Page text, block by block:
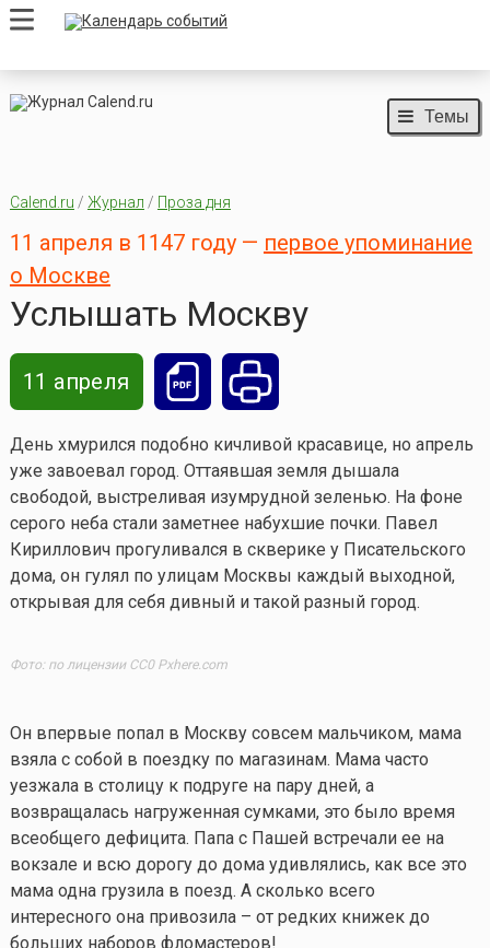
Темы
Calend.ru / Журнал / Проза дня
11 апреля в 1147 году — первое упоминание
о Москве
Услышать Москву
11 апреля
День хмурился подобно кичливой красавице, но апрель
уже завоевал город. Оттаявшая земля дышала
свободой, выстреливая изумрудной зеленью. На фоне
серого неба стали заметнее набухшие почки. Павел
Кириллович прогуливался в скверике у Писательского
дома, он гулял по улицам Москвы каждый выходной,
открывая для себя дивный и такой разный город.
Фото: по лицензии CC0 Pxhere.com
Он впервые попал в Москву совсем мальчиком, мама
взяла с собой в поездку по магазинам. Мама часто
уезжала в столицу к подруге на пару дней, а
возвращалась нагруженная сумками, это было время
всеобщего дефицита. Папа с Пашей встречали ее на
вокзале и всю дорогу до дома удивлялись, как все это
мама одна грузила в поезд. А сколько всего
интересного она привозила – от редких книжек до
больших наборов фломастеров!